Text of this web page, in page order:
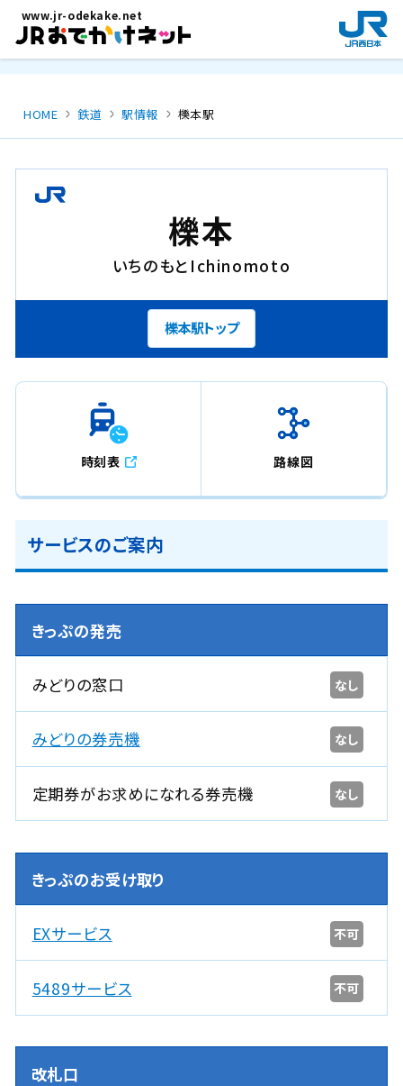
メインコンテンツにスキップ
www.jr-odekake.net
新
規
ウ
で
HOME 鉄道 駅情報 櫟本駅
櫟本
いちのもと Ichinomoto
櫟本駅トップ
時刻表 路線図
サービスのご案内
きっぷの発売
みどりの窓口 なし
みどりの券売機 なし
定期券がお求めになれる券売機 なし
きっぷのお受け取り
EXサービス 不可
5489サービス 不可
改札口